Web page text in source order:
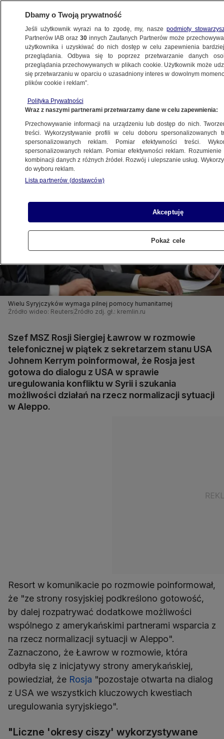
ŚWIAT
ws. Syrii
1.10.2016, 08:28Aktualizacja: 1.10.2016, 08:32
Udostępnij
Wielu Syryjczyków wymaga pilnej pomocy humanitarnej
Źródło wideo: Reuters Źródło zdj. gł.: kremlin.ru
Szef MSZ Rosji Siergiej Ławrow w rozmowie
telefonicznej w piątek z sekretarzem stanu USA
Johnem Kerrym poinformował, że Rosja jest
gotowa do dialogu z USA w sprawie
uregulowania konfliktu w Syrii i szukania
możliwości działań na rzecz normalizacji sytuacji
w Aleppo.
Resort w komunikacie po rozmowie poinformował,
że "ze strony rosyjskiej podkreślono gotowość,
by dalej rozpatrywać dodatkowe możliwości
wspólnego z amerykańskimi partnerami wsparcia z
na rzecz normalizacji sytuacji w Aleppo".
Zaznaczono, że Ławrow w rozmowie, która
odbyła się z inicjatywy strony amerykańskiej,
powiedział, że Rosja "pozostaje otwarta na dialog
z USA we wszystkich kluczowych kwestiach
uregulowania syryjskiego".
"Liczne 'okresy ciszy' wykorzystywane
Dbamy o Twoją prywatność
Jeśli użytkownik wyrazi na to zgodę, my, naszepodmioty
Partnerów IAB oraz30 innych Zaufanych Partnerów może
użytkownika i uzyskiwać do nich dostęp w celu zapewnienia
przeglądania. Odbywa się to poprzez przetwarzanie danych
przeglądania przechowywanych w plikach cookie. Użytkownik może
się przetwarzaniu w oparciu o uzasadniony interes w dowolnym
plików cookie i reklam”.
Polityka Prywatności
Wraz z naszymi partnerami przetwarzamy dane w celu zapewnienia:
Przechowywanie informacji na urządzeniu lub dostęp do nich.
treści. Wykorzystywanie profili w celu doboru spersonalizowanych
spersonalizowanych reklam. Pomiar efektywności treści.
spersonalizowanych reklam. Pomiar efektywności reklam.
kombinacji danych z różnych źródeł. Rozwój i ulepszanie usług.
do wyboru reklam.
Lista partnerów (dostawców)
Akceptuję
Pokaż cele